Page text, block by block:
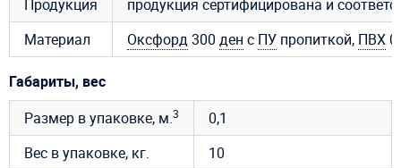
Продукция
продукция сертифицирована и
Материал
Оксфорд300 ден с ПУ пропиткой, ПВХ
Габариты, вес
Размер в упаковке, м.3
0,1
Вес в упаковке, кг.
10